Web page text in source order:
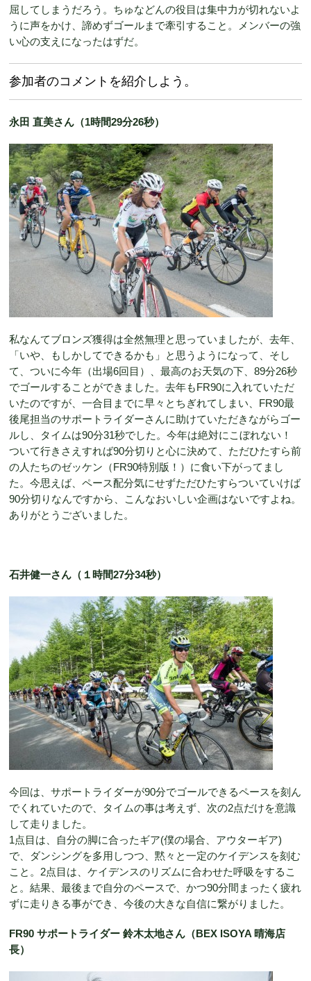
屈してしまうだろう。ちゅなどんの役目は集中力が切れないよ
うに声をかけ、諦めずゴールまで牽引すること。メンバーの強
い心の支えになったはずだ。
参加者のコメントを紹介しよう。
永田 直美さん（1時間29分26秒）
私なんてブロンズ獲得は全然無理と思っていましたが、去年、
「いや、もしかしてできるかも」と思うようになって、そし
て、ついに今年（出場6回目）、最高のお天気の下、89分26秒
でゴールすることができました。去年もFR90に入れていただ
いたのですが、一合目までに早々とちぎれてしまい、FR90最
後尾担当のサポートライダーさんに助けていただきながらゴー
ルし、タイムは90分31秒でした。今年は絶対にこぼれない！
ついて行きさえすれば90分切りと心に決めて、ただひたすら前
の人たちのゼッケン（FR90特別版！）に食い下がってまし
た。今思えば、ペース配分気にせずただひたすらついていけば
90分切りなんですから、こんなおいしい企画はないですよね。
ありがとうございました。
石井健一さん（１時間27分34秒）
今回は、サポートライダーが90分でゴールできるペースを刻ん
でくれていたので、タイムの事は考えず、次の2点だけを意識
して走りました。
1点目は、自分の脚に合ったギア(僕の場合、アウターギア)
で、ダンシングを多用しつつ、黙々と一定のケイデンスを刻む
こと。2点目は、ケイデンスのリズムに合わせた呼吸をするこ
と。結果、最後まで自分のペースで、かつ90分間まったく疲れ
ずに走りきる事ができ、今後の大きな自信に繋がりました。
FR90 サポートライダー 鈴木太地さん（BEX ISOYA 晴海店
長）